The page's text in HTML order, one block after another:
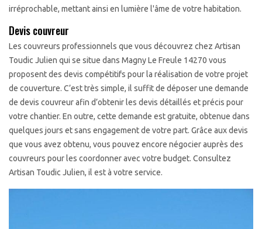
irréprochable, mettant ainsi en lumière l'âme de votre habitation.
Devis couvreur
Les couvreurs professionnels que vous découvrez chez Artisan
Toudic Julien qui se situe dans Magny Le Freule 14270 vous
proposent des devis compétitifs pour la réalisation de votre projet
de couverture. C’est très simple, il suffit de déposer une demande
de devis couvreur afin d’obtenir les devis détaillés et précis pour
votre chantier. En outre, cette demande est gratuite, obtenue dans
quelques jours et sans engagement de votre part. Grâce aux devis
que vous avez obtenu, vous pouvez encore négocier auprès des
couvreurs pour les coordonner avec votre budget. Consultez
Artisan Toudic Julien, il est à votre service.